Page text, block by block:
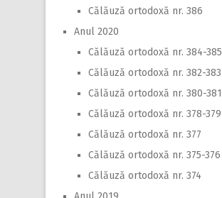
Călăuză ortodoxă nr. 386
Anul 2020
Călăuză ortodoxă nr. 384-385
Călăuză ortodoxă nr. 382-383
Călăuză ortodoxă nr. 380-381
Călăuză ortodoxă nr. 378-379
Călăuză ortodoxă nr. 377
Călăuză ortodoxă nr. 375-376
Călăuză ortodoxă nr. 374